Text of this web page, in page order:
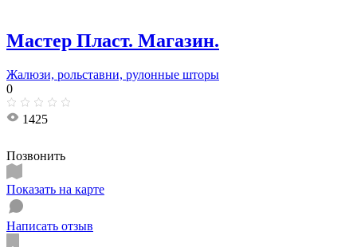
Мастер Пласт. Магазин.
Жалюзи, рольставни, рулонные шторы
0
1425
Позвонить
Показать на карте
Написать отзыв